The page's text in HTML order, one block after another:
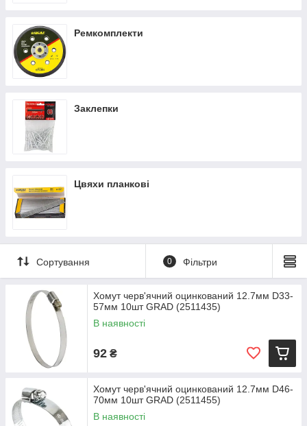
Ремкомплекти
Заклепки
Цвяхи планкові
Сортування 0 Фільтри
Хомут черв'ячний оцинкований 12.7мм D33-
57мм 10шт GRAD (2511435)
В наявності
92 ₴
Хомут черв'ячний оцинкований 12.7мм D46-
70мм 10шт GRAD (2511455)
В наявності